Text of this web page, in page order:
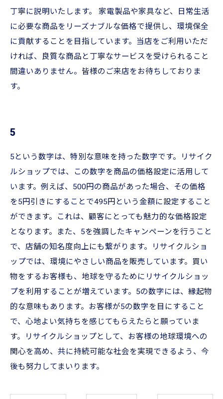
丁寧に説明いたします。 家電製品や家具など、日常生活
に必要な商品をリーズナブルな価格で提供し、環境保全
に貢献することを目指しています。当店をご利用いただ
ければ、良質な商品と丁寧なサービスを受けられること
間違いありません。皆様のご来店をお待ちしておりま
す。
5
5という数字は、特別な意味を持った数字です。リサイク
ルショップでは、この数字を商品の価格設定に活用して
います。例えば、500円の商品があった場合、その価格
を5円引きにすることで495円という金額に設定すること
ができます。これは、顧客にとっても魅力的な価格設定
となります。また、5を強調したキャンペーンを行うこと
で、店舗の知名度向上にも繋がります。リサイクルショ
ップでは、環境にやさしい商品を販売しています。買い
物をするお客様も、地球を守るためにリサイクルショッ
プを利用することが増えています。5の数字には、縁起物
的な意味もあります。お客様が5の数字を目にすること
で、心地よい気持ちを感じてもらえたらと願っていま
す。リサイクルショップとして、お客様の地球環境への
関心を高め、共に持続可能な社会を実現できるよう、今
後も努力してまいります。